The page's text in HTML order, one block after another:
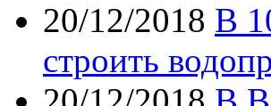
20/12/2018 В
строить